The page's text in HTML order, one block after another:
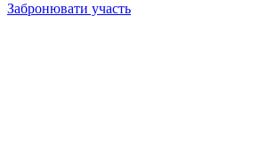
Забронювати участь